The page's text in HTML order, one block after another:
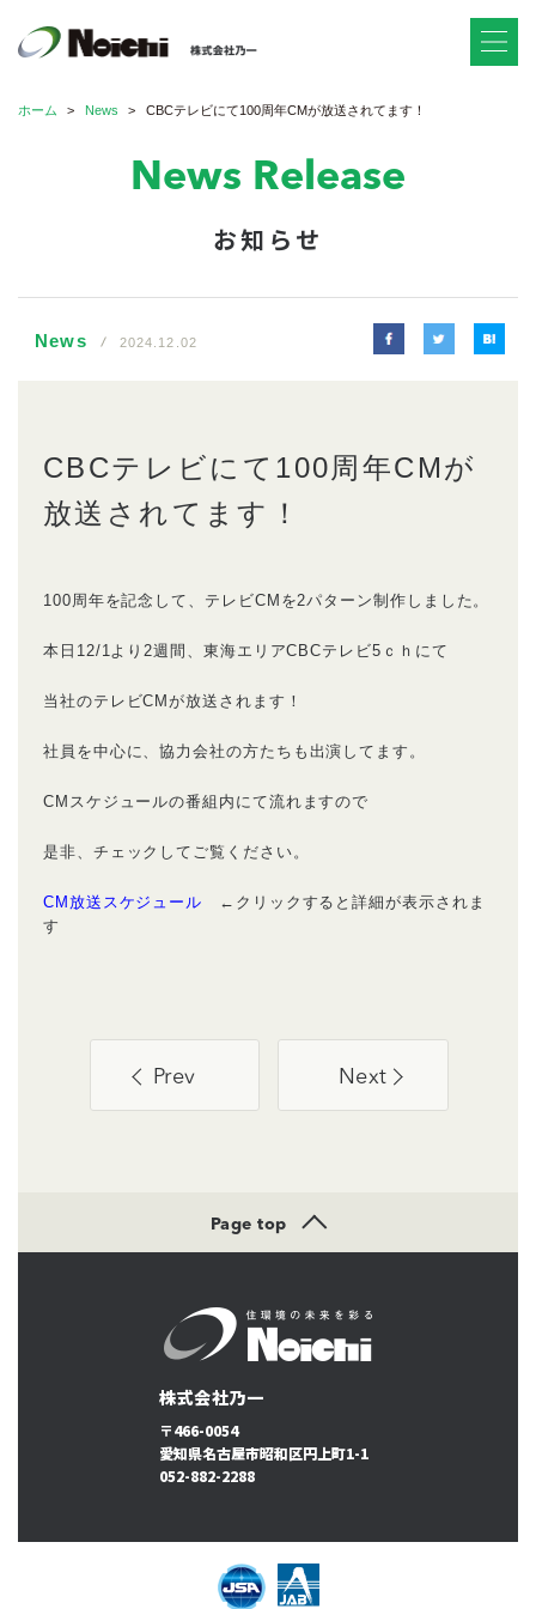
ホーム News CBCテレビにて100周年CMが放送されてます！
News Release
お知らせ
News 2024.12.02
CBCテレビにて100周年CMが
放送されてます！
100周年を記念して、テレビCMを2パターン制作しました。
本日12/1より2週間、東海エリアCBCテレビ5ｃｈにて
当社のテレビCMが放送されます！
社員を中心に、協力会社の方たちも出演してます。
CMスケジュールの番組内にて流れますので
是非、チェックしてご覧ください。
CM放送スケジュール ←クリックすると詳細が表示されま
す
Prev Next
Page top
株式会社乃一
〒466-0054
愛知県名古屋市昭和区円上町1-1
052-882-2288